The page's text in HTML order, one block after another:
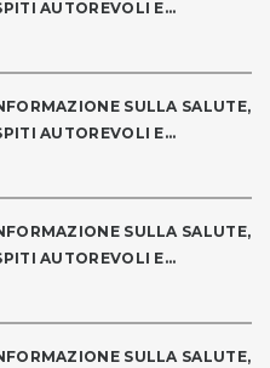
AUTOREVOLI E...
SULLA SALUTE,
AUTOREVOLI E...
SULLA SALUTE,
AUTOREVOLI E...
SULLA SALUTE,